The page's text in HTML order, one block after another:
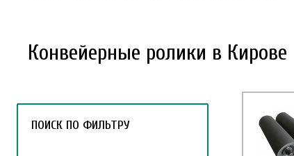
Конвейерные ролики в Кирове
ПОИСК ПО ФИЛЬТРУ